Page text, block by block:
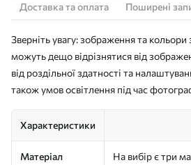
Доставка та оплата
Поширені
Зверніть увагу: зображення та
можуть дещо відрізнятися від
від роздільної здатності та
також умов освітлення під час
Характеристики
Матеріал
На вибір є три